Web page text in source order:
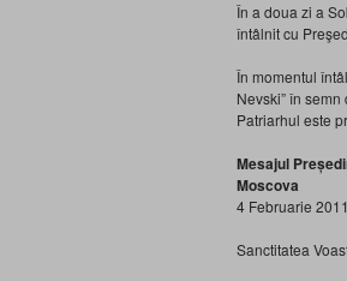
În a doua zi a
întâlnit cu
În momentul
Nevski” în
Patriarhul este
Mesajul
Moscova
4 Februarie
Sanctitatea